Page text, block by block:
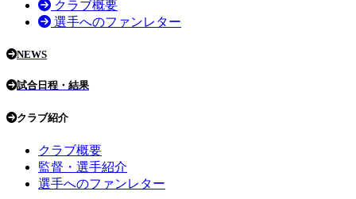
クラブ概要
選手へのファンレター
NEWS
試合日程・結果
クラブ紹介
クラブ概要
監督・選手紹介
選手へのファンレター